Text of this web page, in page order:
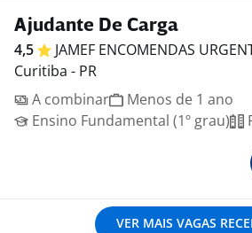
Ajudante De Carga
4,5 JAMEF ENCOMENDAS
Curitiba - PR
A combinar
Menos de 1 ano
Ensino Fundamental (1º grau)
VER MAIS VAGAS